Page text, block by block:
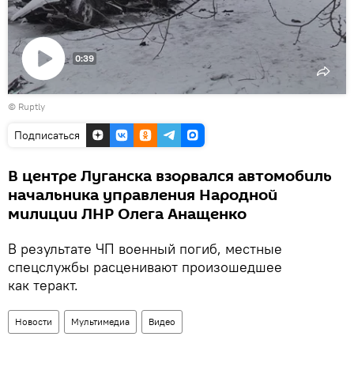
Воспроизвести
видео
0:39
© Ruptly
Подписаться
В центре Луганска взорвался автомобиль
начальника управления Народной
милиции ЛНР Олега Анащенко
В результате ЧП военный погиб, местные
спецслужбы расценивают произошедшее
как теракт.
Новости Мультимедиа Видео